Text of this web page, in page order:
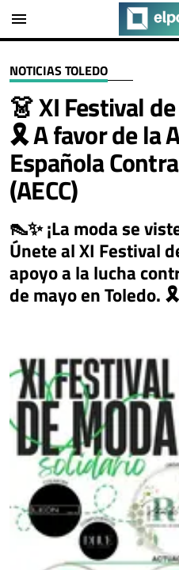
menu
NOTICIAS TOLEDO
👗 XI Festival
🎗️ A favor de la
Española
(AECC)
👠✨ ¡La moda se
Únete al XI Festival
apoyo a la lucha
de mayo en Toledo.